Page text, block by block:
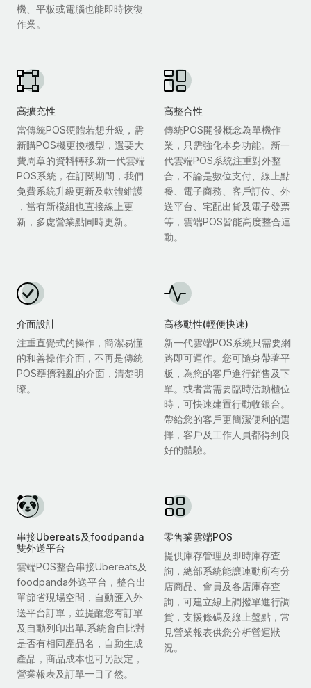
機、平板或電腦也能即時恢復
作業。
高擴充性
當傳統POS硬體若想升級，需
新購POS機更換機型，還要大
費周章的資料轉移.新一代雲端
POS系統，在訂閱期間，我們
免費系統升級更新及軟體維護
，當有新模組也直接線上更
新，多處營業點同時更新。
高整合性
傳統POS開發概念為單機作
業，只需強化本身功能。新一
代雲端POS系統注重對外整
合，不論是數位支付、線上點
餐、電子商務、客戶訂位、外
送平台、宅配出貨及電子發票
等，雲端POS皆能高度整合連
動。
介面設計
注重直覺式的操作，簡潔易懂
的和善操作介面，不再是傳統
POS壅擠雜亂的介面，清楚明
瞭。
高移動性(輕便快速)
新一代雲端POS系統只需要網
路即可運作。您可隨身帶著平
板，為您的客戶進行銷售及下
單。或者當需要臨時活動櫃位
時，可快速建置行動收銀台。
帶給您的客戶更簡潔便利的選
擇，客戶及工作人員都得到良
好的體驗。
串接Ubereats及foodpanda
雙外送平台
雲端POS整合串接Ubereats及
foodpanda外送平台，整合出
單節省現場空間，自動匯入外
送平台訂單，並提醒您有訂單
及自動列印出單.系統會自比對
是否有相同產品名，自動生成
產品，商品成本也可另設定，
營業報表及訂單一目了然。
零售業雲端POS
提供庫存管理及即時庫存查
詢，總部系統能讓連動所有分
店商品、會員及各店庫存查
詢，可建立線上調撥單進行調
貨，支援條碼及線上盤點，常
見營業報表供您分析營運狀
況。